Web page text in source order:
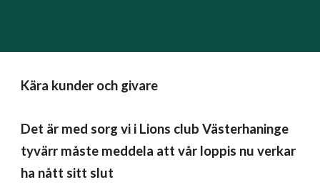
Kära kunder och givare
Det är med sorg vi i Lions club Västerhaninge
tyvärr måste meddela att vår loppis nu verkar
ha nått sitt slut